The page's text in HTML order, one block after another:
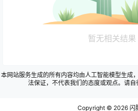
暂无相关结果
本网站服务生成的所有内容均由人工智能模型生成
法保证，不代表我们的态度或观点。请自
Copyright © 2026闪